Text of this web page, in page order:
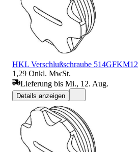
HKL Verschlußschraube 514GFKM12
1,29 €inkl. MwSt.
Lieferung bis Mi., 12. Aug.
Details anzeigen